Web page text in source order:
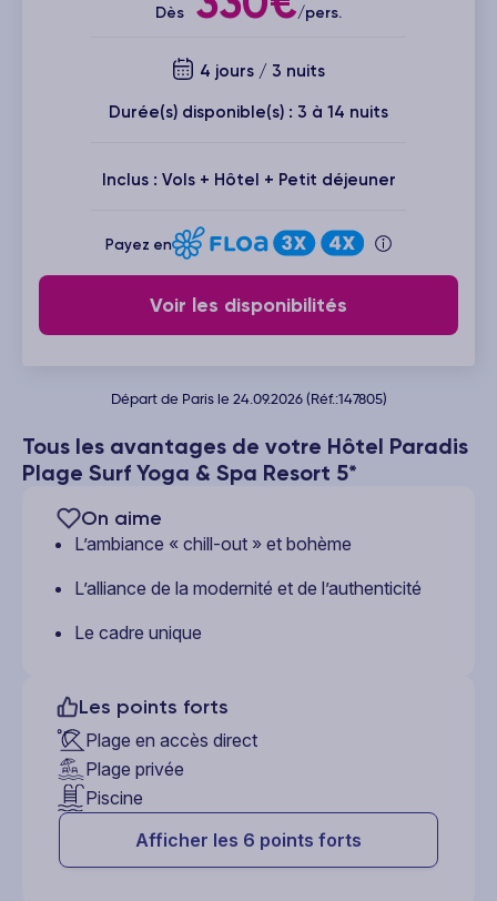
Tous les avantages de votre Hôtel Paradis
Plage Surf Yoga & Spa Resort 5*
On aime
L’ambiance « chill-out » et bohème
L’alliance de la modernité et de l’authenticité
Le cadre unique
Les points forts
Plage en accès direct
Plage privée
Piscine
Afficher les 6 points forts
Dès /pers.
4 jours / 3 nuits
Durée(s) disponible(s) : 3 à 14 nuits
Inclus : Vols + Hôtel + Petit déjeuner
Payez en
Voir les disponibilités
Départ de Paris le 24.09.2026 (Réf.:147805)